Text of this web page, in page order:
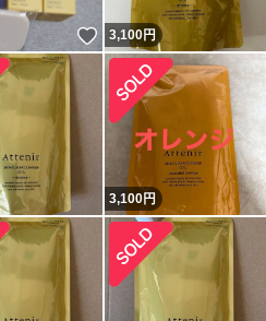
いいね！
3,100円
3,100円